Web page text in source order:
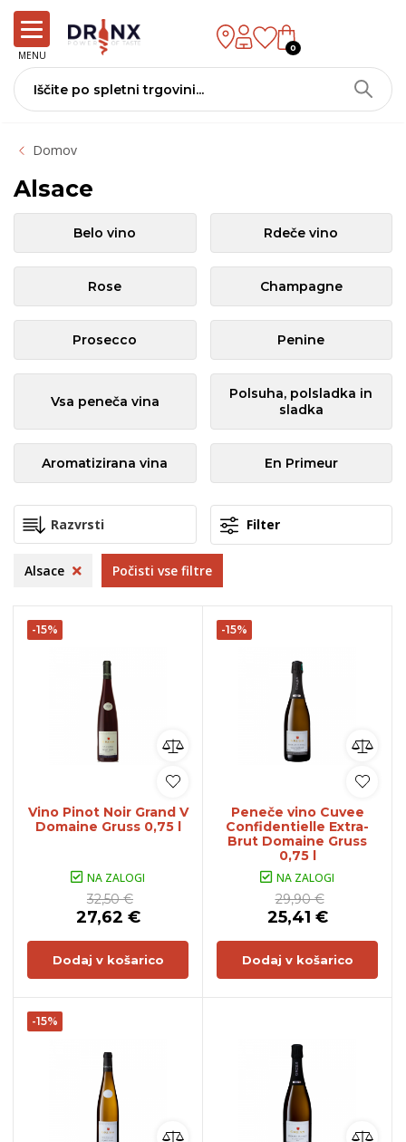
MENU
0
Domov
Alsace
Belo vino Rdeče vino
Rose Champagne
Prosecco Penine
Vsa peneča vina
Polsuha, polsladka in
sladka
Aromatizirana vina En Primeur
Filter
Alsace Počisti vse filtre
-15%
Vino Pinot Noir Grand V
Domaine Gruss 0,75 l
NA ZALOGI
32,50 €
27,62 €
Dodaj v košarico
-15%
Peneče vino Cuvee
Confidentielle Extra-
Brut Domaine Gruss
0,75 l
NA ZALOGI
29,90 €
25,41 €
Dodaj v košarico
-15%